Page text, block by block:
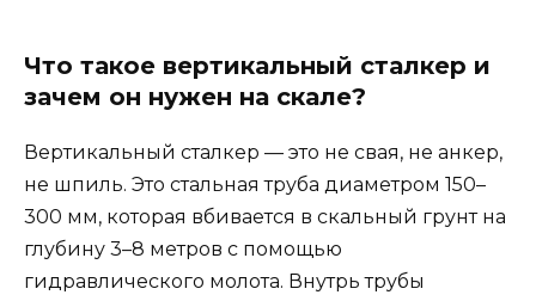
Что такое вертикальный сталкер и
зачем он нужен на скале?
Вертикальный сталкер — это не свая, не анкер,
не шпиль. Это стальная труба диаметром 150–
300 мм, которая вбивается в скальный грунт на
глубину 3–8 метров с помощью
гидравлического молота. Внутрь трубы